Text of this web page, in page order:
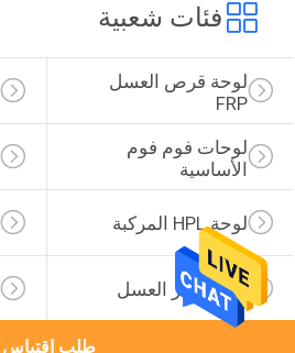
فئات شعبية
لوحة قرص العسل
FRP
لوحات فوم فوم
الأساسية
لوحة HPL المركبة
لوحة حجر العسل
طلب اقتباس